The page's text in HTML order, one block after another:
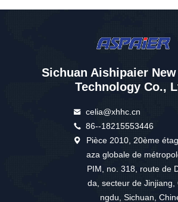
Sichuan Aishipaier
Technology Co.,
celia@xhhc.cn
86--18215553446
Pièce 2010, 20ème
aza globale de
PIM, no. 318, route de
da, secteur de Jinjiang,
ngdu, Sichuan,